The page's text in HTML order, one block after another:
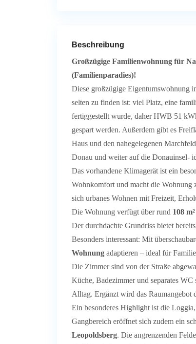
Beschreibung
Großzügige Familienwohnung für
(Familienparadies)!
Diese großzügige Eigentumswohnung
selten zu finden ist: viel Platz, eine
fertiggestellt wurde, daher HWB 51
gespart werden. Außerdem gibt es
Haus und den nahegelegenen
Donau und weiter auf die Donauinsel-
Das vorhandene Klimagerät ist ein
Wohnkomfort und macht die Wohnung
sich urbanes Wohnen mit Freizeit,
Die Wohnung verfügt über rund 108
Der durchdachte Grundriss bietet
Besonders interessant: Mit
Wohnung adaptieren – ideal für
Die Zimmer sind von der Straße
Küche, Badezimmer und separates
Alltag. Ergänzt wird das
Ein besonderes Highlight ist die
Gangbereich eröffnet sich zudem ein
Leopoldsberg. Die angrenzenden